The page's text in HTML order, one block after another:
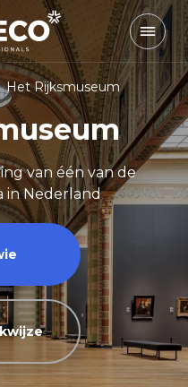
Het Rijksmuseum
van één van de
in Nederland